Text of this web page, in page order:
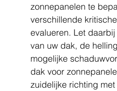
zonnepanelen te
verschillende
evalueren. Let
van uw dak, de
mogelijke
dak voor
zuidelijke richting